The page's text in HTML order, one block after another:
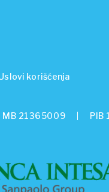
korišćenja
MB 21365009 PIB